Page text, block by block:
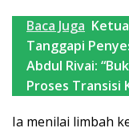
Baca Juga
Tanggapi
Abdul Rivai:
Proses Transisi
Ia menilai limbah